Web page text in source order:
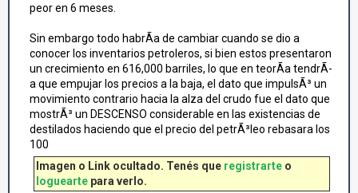
peor en 6 meses.
Sin embargo todo habrÃ­a de cambiar cuando se dio a
conocer los inventarios petroleros, si bien estos presentaron
un crecimiento en 616,000 barriles, lo que en teorÃ­a tendrÃ­
a que empujar los precios a la baja, el dato que impulsÃ³ un
movimiento contrario hacia la alza del crudo fue el dato que
mostrÃ³ un DESCENSO considerable en las existencias de
destilados haciendo que el precio del petrÃ³leo rebasara los
100
Imagen o Link ocultado. Tenés que registrarte o
loguearte para verlo.